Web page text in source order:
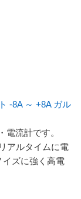
-8A ～ +8A ガル
電流計です。
アルタイムに電
ズに強く高電